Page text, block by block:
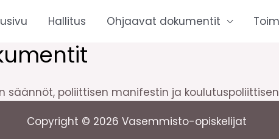
Hallitus Ohjaavat dokumentit
säännöt, poliittisen manifestin ja
Copyright © 2026 Vasemmisto-opiskelijat